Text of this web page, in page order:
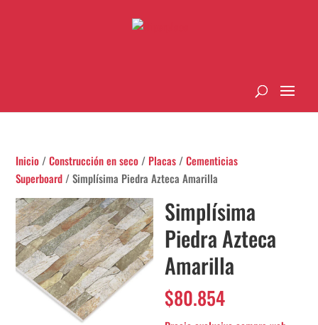
Inicio /Construcción en seco / Placas /Cementicias
Superboard / Simplísima Piedra Azteca Amarilla
Simplísima
Piedra Azteca
Amarilla
$80.854